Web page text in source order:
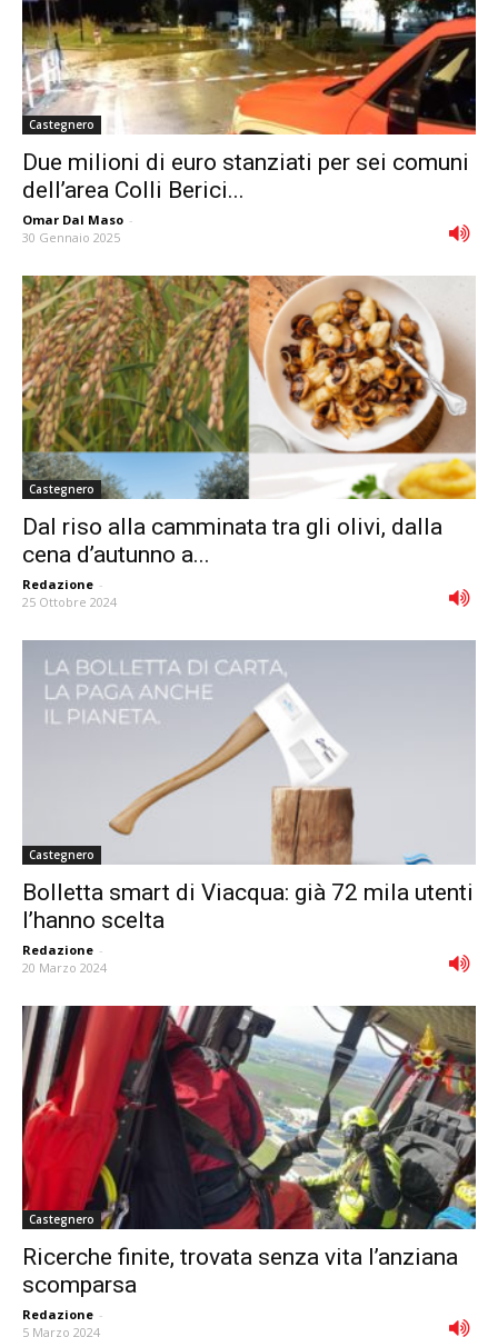
Castegnero
Due milioni di euro stanziati per sei comuni
dell’area Colli Berici...
Omar Dal Maso -
30 Gennaio 2025
Castegnero
Dal riso alla camminata tra gli olivi, dalla
cena d’autunno a...
Redazione -
25 Ottobre 2024
Castegnero
Bolletta smart di Viacqua: già 72 mila utenti
l’hanno scelta
Redazione -
20 Marzo 2024
Castegnero
Ricerche finite, trovata senza vita l’anziana
scomparsa
Redazione -
5 Marzo 2024